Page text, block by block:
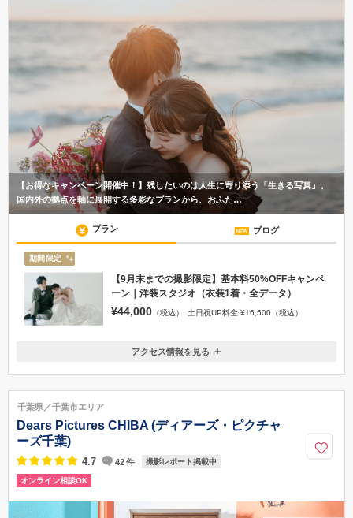
【お得なキャンペーン開催中！】残したいのは人生に寄り添う「生きる写真」。
国内外の拠点を軸に展開する多彩なプランから、おふた…
プラン ブログ
期間限定
【9月末までの撮影限定】基本料50%OFFキャンペ
ーン｜洋装スタジオ（衣装1着・全データ）
¥44,000 （税込） 土日祝UP料金 ¥16,500（税込）
千葉県千葉市美浜区中瀬2-6-1 WBGマリブイースト2F
043-350-0701
アクセス情報を見る
千葉県／千葉市エリア
Dears Pictures CHIBA (ディアーズ・ピクチャ
ーズ千葉)
4.7 42件 撮影レポート掲載中
オンライン相談OK